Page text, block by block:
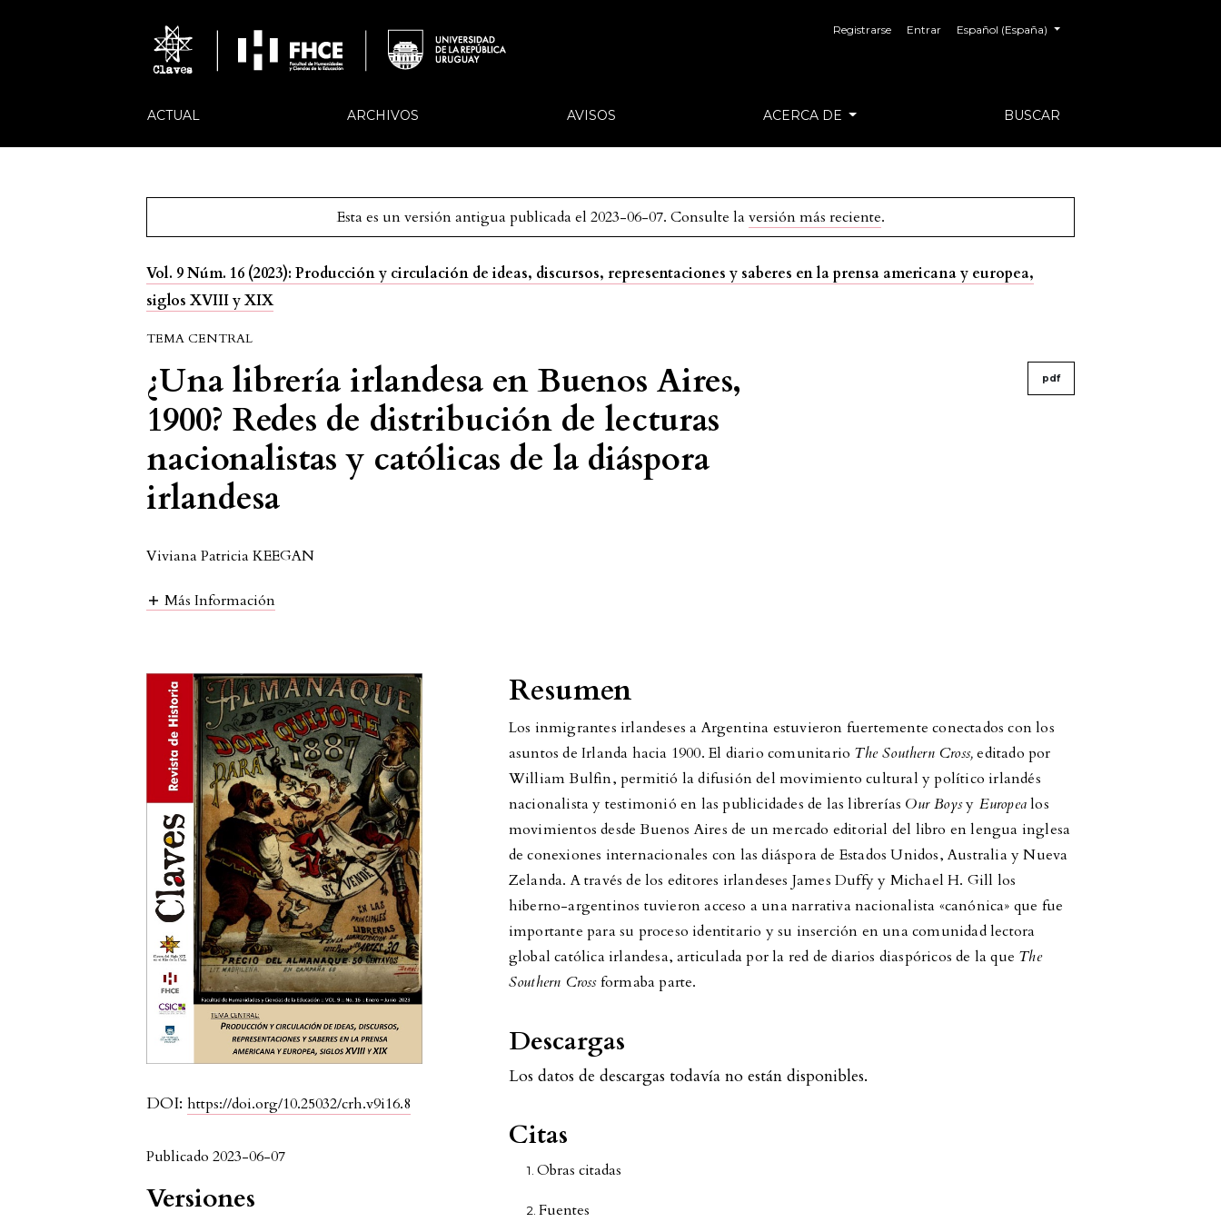
Registrarse Entrar Español (España)
ACTUAL ARCHIVOS AVISOS ACERCA DE BUSCAR
Esta es un versión antigua publicada el 2023-06-07. Consulte la versión más reciente.
Vol. 9 Núm. 16 (2023): Producción y circulación de ideas, discursos, representaciones y saberes en la prensa americana y europea,
siglos XVIII y XIX
TEMA CENTRAL
¿Una librería irlandesa en Buenos Aires,
1900? Redes de distribución de lecturas
nacionalistas y católicas de la diáspora
irlandesa
pdf
Viviana Patricia KEEGAN
Más Información
DOI:https://doi.org/10.25032/crh.v9i16.8
Publicado 2023-06-07
Versiones
Resumen
Los inmigrantes irlandeses a Argentina estuvieron fuertemente conectados con los
asuntos de Irlanda hacia 1900. El diario comunitario The Southern Cross,editado por
William Bulfin, permitió la difusión del movimiento cultural y político irlandés
nacionalista y testimonió en las publicidades de las librerías Our Boysy Europealos
movimientos desde Buenos Aires de un mercado editorial del libro en lengua inglesa
de conexiones internacionales con las diáspora de Estados Unidos, Australia y Nueva
Zelanda. A través de los editores irlandeses James Duffy y Michael H. Gill los
hiberno-argentinos tuvieron acceso a una narrativa nacionalista «canónica» que fue
importante para su proceso identitario y su inserción en una comunidad lectora
global católica irlandesa, articulada por la red de diarios diaspóricos de la que The
Southern Crossformaba parte.
Descargas
Los datos de descargas todavía no están disponibles.
Citas
Obras citadas
Fuentes